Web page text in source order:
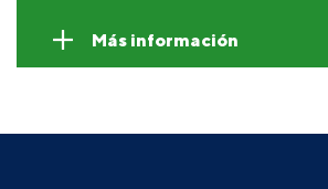
Más información